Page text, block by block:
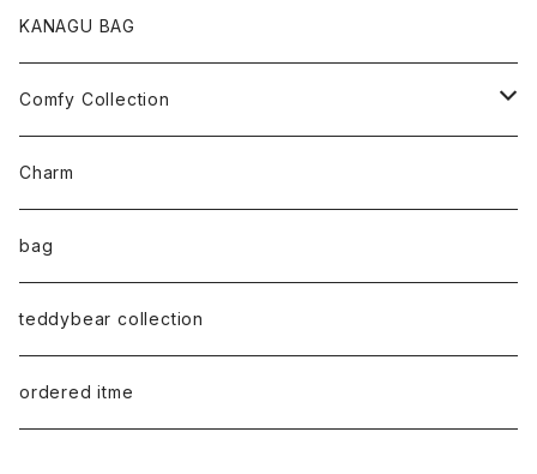
loop Collection
necklace
bracelet
anklet
earring
Oval / onehandle
shoulder
M size
L size
ML（12ｘ8）
tote style
KANAGU BAG
Comfy Collection
T-shirt
Long sleeve
Sweat
Charm
bag
teddybear collection
ordered itme